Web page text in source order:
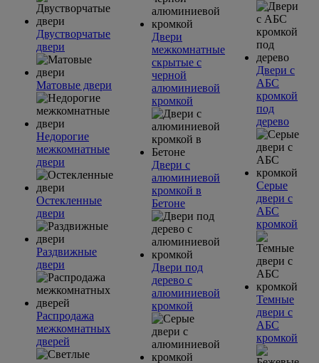
Двустворчатые
двери
Матовые двери
Недорогие
межкомнатные
двери
Остекленные
двери
Раздвижные
двери
Распродажа
межкомнатных
дверей
Двери
межкомнатные
скрытые с
черной
алюминиевой
кромкой
Двери с
алюминиевой
кромкой в
Бетоне
Двери под
дерево с
алюминиевой
кромкой
Двери с
АБС
кромкой
под
дерево
Серые
двери с
АБС
кромкой
Темные
двери с
АБС
кромкой